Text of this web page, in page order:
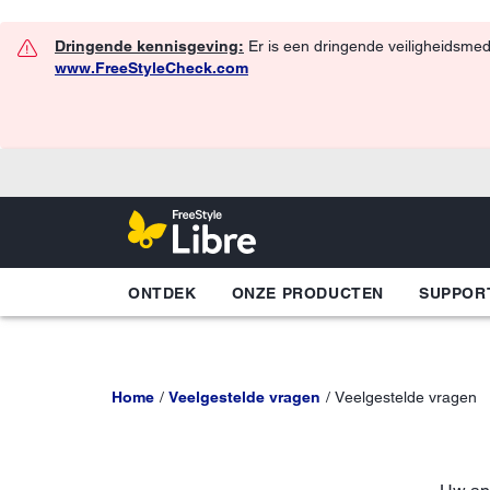
Dringende kennisgeving: Er is een dringende
www.FreeStyleCheck.com
ONTDEK ONZE PRODUCTEN
Home Veelgestelde vragen Veelgestelde vragen